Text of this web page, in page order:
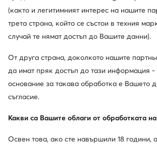
Други клиенти са търсили
Детски New Balance Мъжки
(както и легитимният интерес на нашите
трета страна, който се състои в техния
случай те нямат достъп до Вашите данни).
От друга страна, доколкото нашите
да имат пряк достъп до тази информация -
основание за такава обработка е Вашето
съгласие.
Какви са Вашите облаги от обработката
Освен това, ако сте навършили 18 години,